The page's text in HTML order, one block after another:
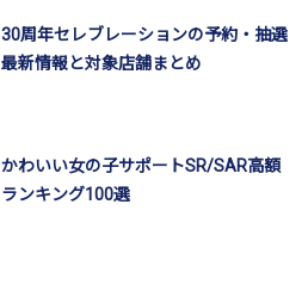
30周年セレブレーションの予約・抽選
最新情報と対象店舗まとめ
かわいい女の子サポートSR/SAR高額
ランキング100選